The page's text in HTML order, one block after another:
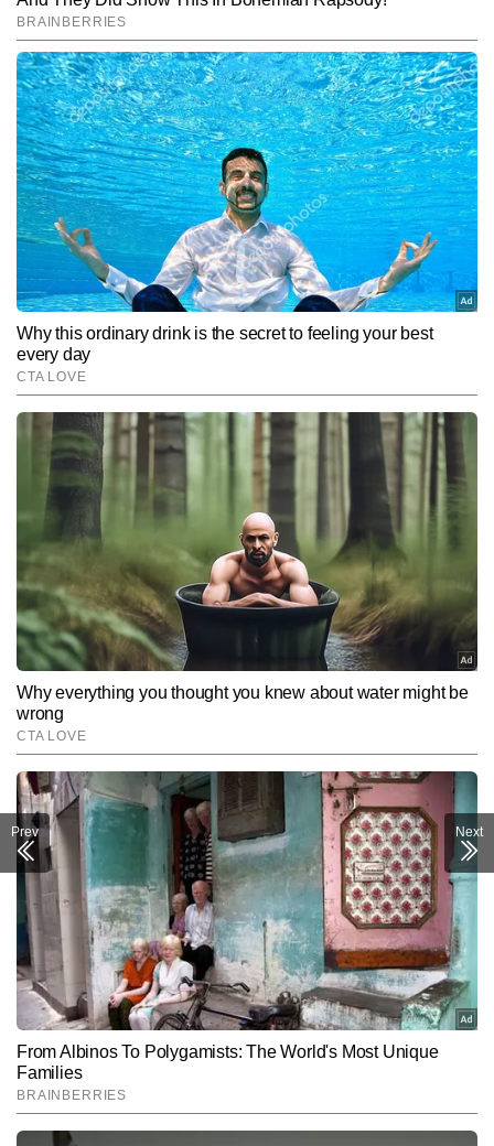
वर्षा कुशवाहा टाइम्स नाउ नवभारत डिजिटल की एजुकेशन डेस्क पर बतौर कॉपी
एडिटर कार्यरत हैं और पिछले 5 वर्षों से मीडिया में सक्रिय हैं। जर्नलिज़्म में पोस्ट
ग्रेजुएशन डिप्लोमा पूरा करने के बाद उन्होंने न्यूज रूम में तेजी, सटीकता और गहराई
के साथ काम करते हुए अपनी मजबूत संपादकीय पहचान बनाई है। वर्षा की
विशेषज्ञता हाइपर-लोकल खबरों, इवेंट कवरेज और स्टेट पॉलिटिक्स से जुड़ी रिपोर्टिंग
में भी है।  अब तक वर्षा कुशवाहा 8,000 से अधिक खबरें लिख चुकी हैं, जिनमें कई
अहम लोकल रिपोर्ट्स, एजुकेशन और करियर की खबरें तथा फीचर-आधारित
स्टोरीज शामिल हैं।
और पढ़ें
Follow Us:
Subscribe to our daily Newsletter!
SUBMIT
Prev Next